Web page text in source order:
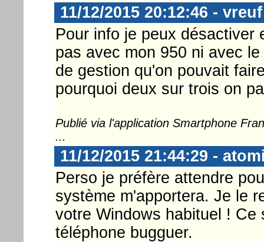
11/12/2015 20:12:46 - vreuf
Pour info je peux désactiver
pas avec mon 950 ni avec
de gestion qu'on pouvait
pourquoi deux sur trois on
Publié via l'application Smartphone
...
11/12/2015 21:44:29 -
Perso je préfère attendre
système m'apportera. Je le
votre Windows habituel ! Ce
téléphone bugguer.